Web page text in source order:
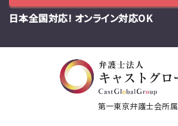
日本全国対応! オンライン対応OK
第一東京弁護士会所属